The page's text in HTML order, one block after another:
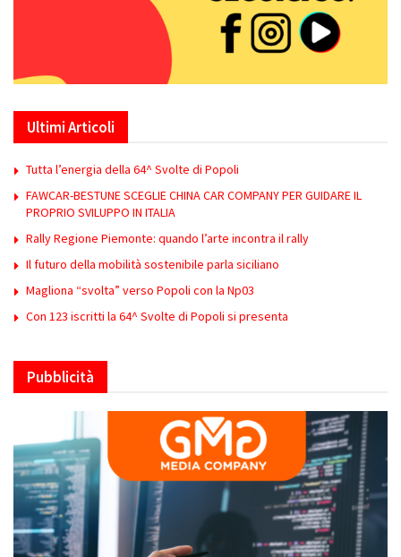
Ultimi Articoli
Tutta l’energia della 64^ Svolte di Popoli
FAWCAR-BESTUNE SCEGLIE CHINA CAR COMPANY PER GUIDARE IL
PROPRIO SVILUPPO IN ITALIA
Rally Regione Piemonte: quando l’arte incontra il rally
Il futuro della mobilità sostenibile parla siciliano
Magliona “svolta” verso Popoli con la Np03
Con 123 iscritti la 64^ Svolte di Popoli si presenta
Pubblicità